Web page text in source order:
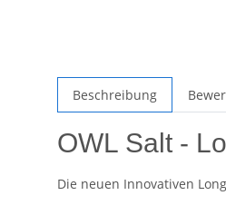
Beschreibung
OWL Salt -
Die neuen Innovativen